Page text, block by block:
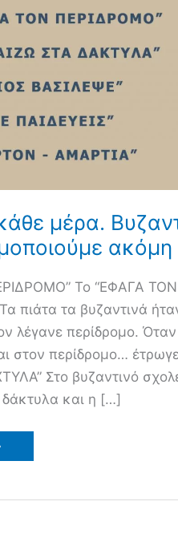
μέρα.
ακόμη
Το “ΕΦΑΓΑ ΤΟΝ
πιάτα τα βυζαντινά
λέγανε περίδρομο.
στον περίδρομο…
Στο βυζαντινό
δάκτυλα και η […]